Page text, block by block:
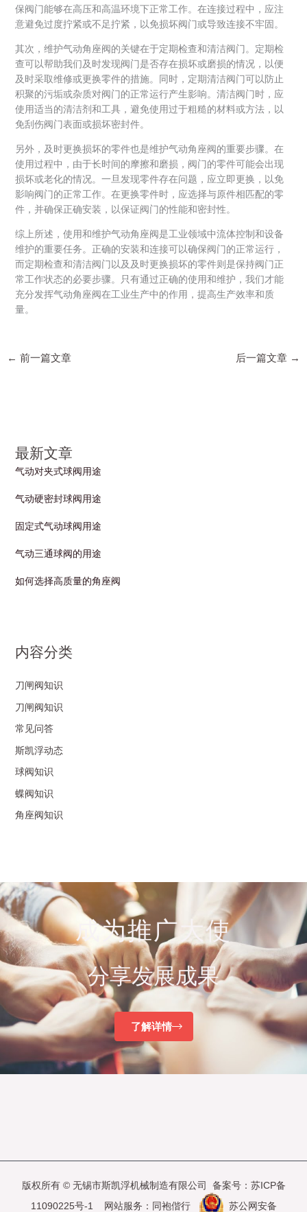
最新文章
气动对夹式球阀用途
气动硬密封球阀用途
固定式气动球阀用途
气动三通球阀的用途
如何选择高质量的角座阀
内容分类
刀闸阀知识
刀闸阀知识
常见问答
斯凯浮动态
球阀知识
蝶阀知识
角座阀知识
保阀门能够在高压和高温环境下正常工作。在连接过程中，应注
意避免过度拧紧或不足拧紧，以免损坏阀门或导致连接不牢固。
其次，维护气动角座阀的关键在于定期检查和清洁阀门。定期检
查可以帮助我们及时发现阀门是否存在损坏或磨损的情况，以便
及时采取维修或更换零件的措施。同时，定期清洁阀门可以防止
积聚的污垢或杂质对阀门的正常运行产生影响。清洁阀门时，应
使用适当的清洁剂和工具，避免使用过于粗糙的材料或方法，以
免刮伤阀门表面或损坏密封件。
另外，及时更换损坏的零件也是维护气动角座阀的重要步骤。在
使用过程中，由于长时间的摩擦和磨损，阀门的零件可能会出现
损坏或老化的情况。一旦发现零件存在问题，应立即更换，以免
影响阀门的正常工作。在更换零件时，应选择与原件相匹配的零
件，并确保正确安装，以保证阀门的性能和密封性。
综上所述，使用和维护气动角座阀是工业领域中流体控制和设备
维护的重要任务。正确的安装和连接可以确保阀门的正常运行，
而定期检查和清洁阀门以及及时更换损坏的零件则是保持阀门正
常工作状态的必要步骤。只有通过正确的使用和维护，我们才能
充分发挥气动角座阀在工业生产中的作用，提高生产效率和质
量。
← 前一篇文章 后一篇文章 →
成为推广大使
分享发展成果
了解详情
版权所有 © 无锡市斯凯浮机械制造有限公司 备案号： 苏ICP备
11090225号-1
网站服务： 同袍偕行 苏公网安备